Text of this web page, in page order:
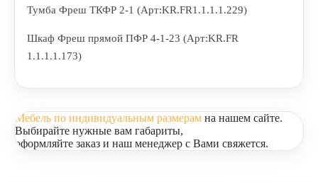
Тумба Фреш ТКФР 2-1 (Арт:KR.FR1.1.1.1.229)
Шкаф Фреш прямой ПФР 4-1-23 (Арт:KR.FR
1.1.1.1.173)
Мебель по индивидуальным размерам на нашем сайте.
Выбирайте нужные вам габариты,
оформляйте заказ и наш менеджер с Вами свяжется.